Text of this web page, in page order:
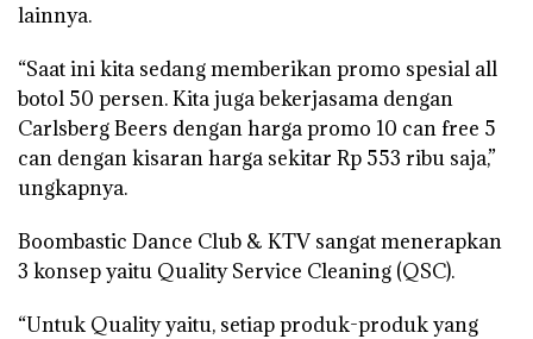
lainnya.
“Saat ini kita sedang memberikan promo spesial all
botol 50 persen. Kita juga bekerjasama dengan
Carlsberg Beers dengan harga promo 10 can free 5
can dengan kisaran harga sekitar Rp 553 ribu saja,”
ungkapnya.
Boombastic Dance Club & KTV sangat menerapkan
3 konsep yaitu Quality Service Cleaning (QSC).
“Untuk Quality yaitu, setiap produk-produk yang